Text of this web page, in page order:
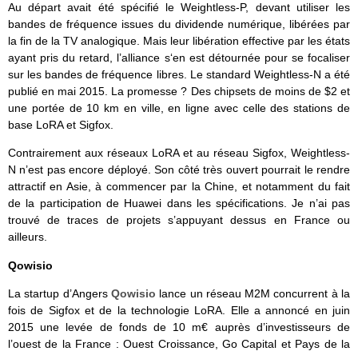
Au départ avait été spécifié le Weightless-P, devant utiliser les
bandes de fréquence issues du dividende numérique, libérées par
la fin de la TV analogique. Mais leur libération effective par les états
ayant pris du retard, l’alliance s‘en est détournée pour se focaliser
sur les bandes de fréquence libres. Le standard Weightless-N a été
publié en mai 2015. La promesse ? Des chipsets de moins de $2 et
une portée de 10 km en ville, en ligne avec celle des stations de
base LoRA et Sigfox.
Contrairement aux réseaux LoRA et au réseau Sigfox, Weightless-
N n’est pas encore déployé. Son côté très ouvert pourrait le rendre
attractif en Asie, à commencer par la Chine, et notamment du fait
de la participation de Huawei dans les spécifications. Je n’ai pas
trouvé de traces de projets s’appuyant dessus en France ou
ailleurs.
Qowisio
La startup d’Angers Qowisio lance un réseau M2M concurrent à la
fois de Sigfox et de la technologie LoRA. Elle a annoncé en juin
2015 une levée de fonds de 10 m€ auprès d’investisseurs de
l’ouest de la France : Ouest Croissance, Go Capital et Pays de la